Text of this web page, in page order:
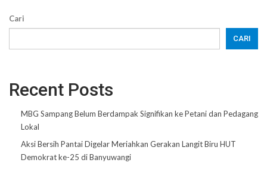
Cari
CARI
Recent Posts
MBG Sampang Belum Berdampak Signifikan ke Petani dan Pedagang
Lokal
Aksi Bersih Pantai Digelar Meriahkan Gerakan Langit Biru HUT
Demokrat ke-25 di Banyuwangi